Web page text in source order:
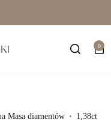
0
Masa diamentów 1,38ct